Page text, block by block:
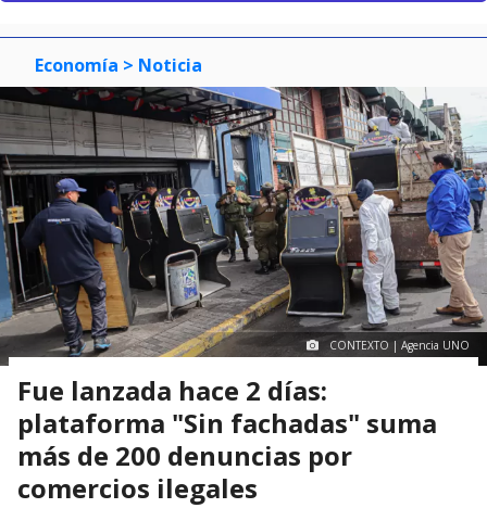
Economía > Noticia
CONTEXTO | Agencia UNO
Fue lanzada hace 2 días:
plataforma "Sin fachadas" suma
más de 200 denuncias por
comercios ilegales